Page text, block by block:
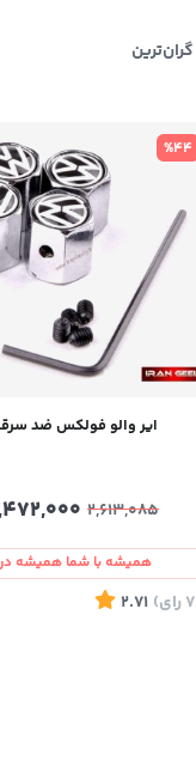
گران‌ترین
%44
ایر والو فولکس ضد
2,613,085
همیشه با شما همیشه در
رای)
2.71